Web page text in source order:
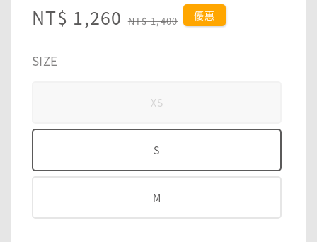
Sale
NT$ 1,260 Regular
NT$ 1,400 優惠
SIZE
XS
S
M